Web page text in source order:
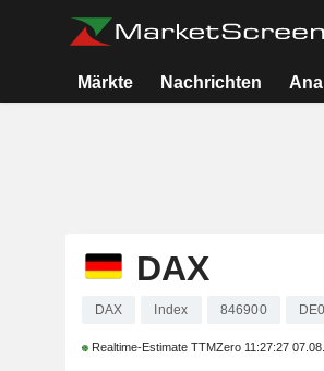
Märkte Nachrichten
DAX
DAX Index 846900
Realtime-Estimate TTMZero 11:27:27